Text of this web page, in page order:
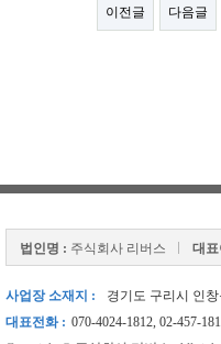
이전글 다음글
법인명 : 주식회사 리버스 대
사업장 소재지 :
경기도 구리시 인
대표전화 : 070-4024-1812, 02-457-